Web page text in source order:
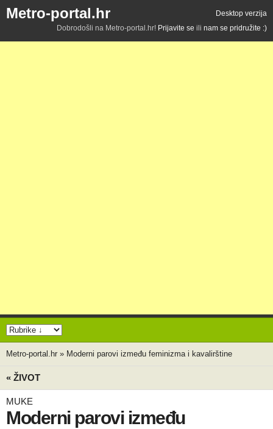
Metro-portal.hr
Desktop verzija
Dobrodošli na Metro-portal.hr! Prijavite se ili nam se pridružite :)
Metro-portal.hr » Moderni parovi između feminizma i kavalirštine
« ŽIVOT
MUKE
Moderni parovi između